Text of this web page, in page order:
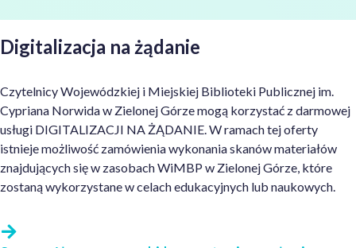
Digitalizacja na żądanie
Czytelnicy Wojewódzkiej i Miejskiej Biblioteki Publicznej im.
Cypriana Norwida w Zielonej Górze mogą korzystać z darmowej
usługi DIGITALIZACJI NA ŻĄDANIE. W ramach tej oferty
istnieje możliwość zamówienia wykonania skanów materiałów
znajdujących się w zasobach WiMBP w Zielonej Górze, które
zostaną wykorzystane w celach edukacyjnych lub naukowych.